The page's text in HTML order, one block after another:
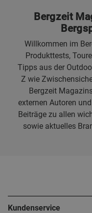
Bergzeit
Willkommen im
Produkttests,
Tipps aus der
Z wie
Bergzeit
externen Autoren
Beiträge zu allen
sowie aktuelles
Kundenservice